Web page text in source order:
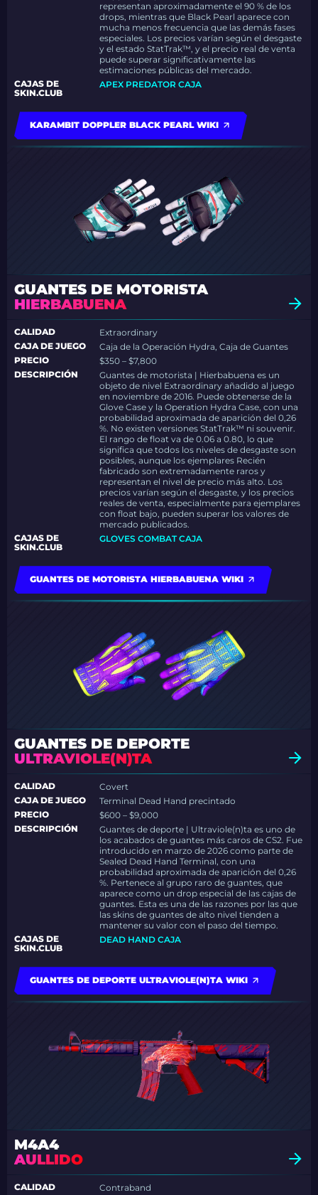
representan aproximadamente el 90 % de los
drops, mientras que Black Pearl aparece con
mucha menos frecuencia que las demás fases
especiales. Los precios varían según el desgaste
y el estado StatTrak™, y el precio real de venta
puede superar significativamente las
estimaciones públicas del mercado.
CAJAS DE
SKIN.CLUB
APEX PREDATOR CAJA
KARAMBIT DOPPLER BLACK PEARL WIKI
GUANTES DE MOTORISTA
HIERBABUENA
CALIDAD
Extraordinary
CAJA DE JUEGO
Caja de la Operación Hydra, Caja de Guantes
PRECIO
$350 – $7,800
DESCRIPCIÓN
Guantes de motorista | Hierbabuena es un
objeto de nivel Extraordinary añadido al juego
en noviembre de 2016. Puede obtenerse de la
Glove Case y la Operation Hydra Case, con una
probabilidad aproximada de aparición del 0,26
%. No existen versiones StatTrak™ ni souvenir.
El rango de float va de 0.06 a 0.80, lo que
significa que todos los niveles de desgaste son
posibles, aunque los ejemplares Recién
fabricado son extremadamente raros y
representan el nivel de precio más alto. Los
precios varían según el desgaste, y los precios
reales de venta, especialmente para ejemplares
con float bajo, pueden superar los valores de
mercado publicados.
CAJAS DE
SKIN.CLUB
GLOVES COMBAT CAJA
GUANTES DE MOTORISTA HIERBABUENA WIKI
GUANTES DE DEPORTE
ULTRAVIOLE(N)TA
CALIDAD
Covert
CAJA DE JUEGO
Terminal Dead Hand precintado
PRECIO
$600 – $9,000
DESCRIPCIÓN
Guantes de deporte | Ultraviole(n)ta es uno de
los acabados de guantes más caros de CS2. Fue
introducido en marzo de 2026 como parte de
Sealed Dead Hand Terminal, con una
probabilidad aproximada de aparición del 0,26
%. Pertenece al grupo raro de guantes, que
aparece como un drop especial de las cajas de
guantes. Esta es una de las razones por las que
las skins de guantes de alto nivel tienden a
mantener su valor con el paso del tiempo.
CAJAS DE
SKIN.CLUB
DEAD HAND CAJA
GUANTES DE DEPORTE ULTRAVIOLE(N)TA WIKI
M4A4
AULLIDO
CALIDAD
Contraband